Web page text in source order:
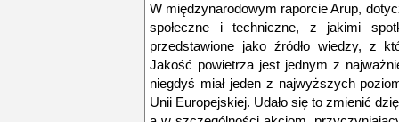
W międzynarodowym raporcie Arup,
społeczne i techniczne, z jakimi
przedstawione jako źródło wiedzy, z
Jakość powietrza jest jednym z
niegdyś miał jeden z najwyższych
Unii Europejskiej. Udało się to zmienić